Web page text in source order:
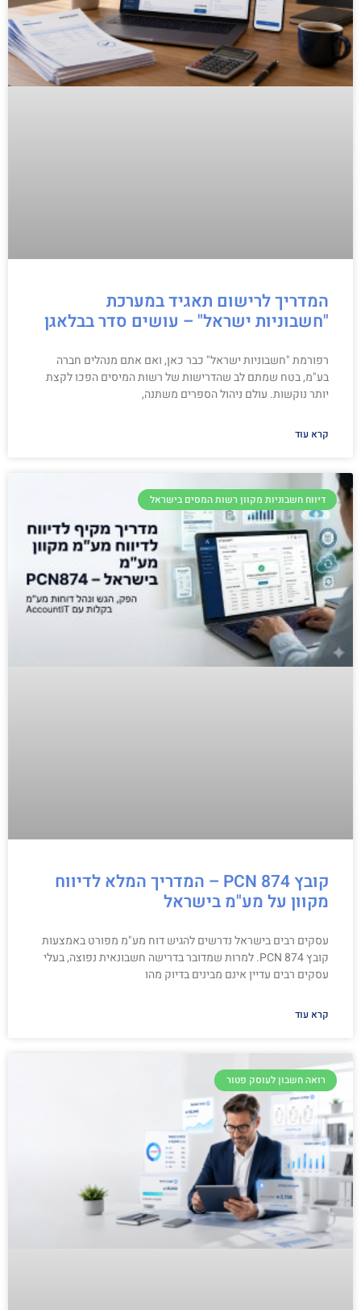
המדריך לרישום תאגיד במערכת
"חשבוניות ישראל" – עושים סדר בבלאגן
רפורמת "חשבוניות ישראל" כבר כאן, ואם אתם מנהלים חברה
בע"מ, בטח שמתם לב שהדרישות של רשות המיסים הפכו לקצת
יותר נוקשות. עולם ניהול הספרים משתנה,
קרא עוד
דיווח חשבוניות מקוון רשות המסים בישראל
קובץ PCN 874 – המדריך המלא לדיווח
מקוון על מע"מ בישראל
עסקים רבים בישראל נדרשים להגיש דוח מע"מ מפורט באמצעות
קובץ PCN 874. למרות שמדובר בדרישה חשבונאית נפוצה, בעלי
עסקים רבים עדיין אינם מבינים בדיוק מהו
קרא עוד
רואה חשבון לעוסק פטור